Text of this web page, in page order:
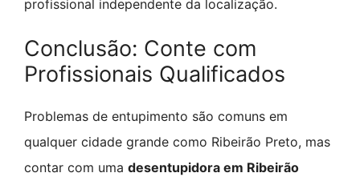
profissional independente da localização.
Conclusão: Conte com
Profissionais Qualificados
Problemas de entupimento são comuns em
qualquer cidade grande como Ribeirão Preto, mas
contar com uma desentupidora em Ribeirão